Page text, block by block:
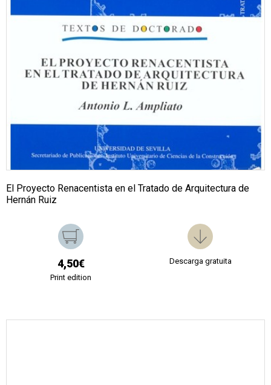
El Proyecto Renacentista en el Tratado de Arquitectura de
Hernán Ruiz
4,50€
Print edition
Descarga gratuita